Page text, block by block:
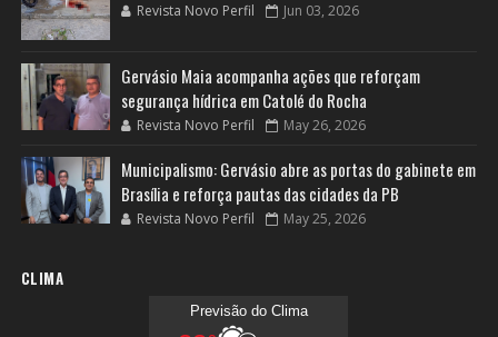
Revista Novo Perfil Jun 03, 2026
Gervásio Maia acompanha ações que reforçam
segurança hídrica em Catolé do Rocha
Revista Novo Perfil May 26, 2026
Municipalismo: Gervásio abre as portas do gabinete em
Brasília e reforça pautas das cidades da PB
Revista Novo Perfil May 25, 2026
CLIMA